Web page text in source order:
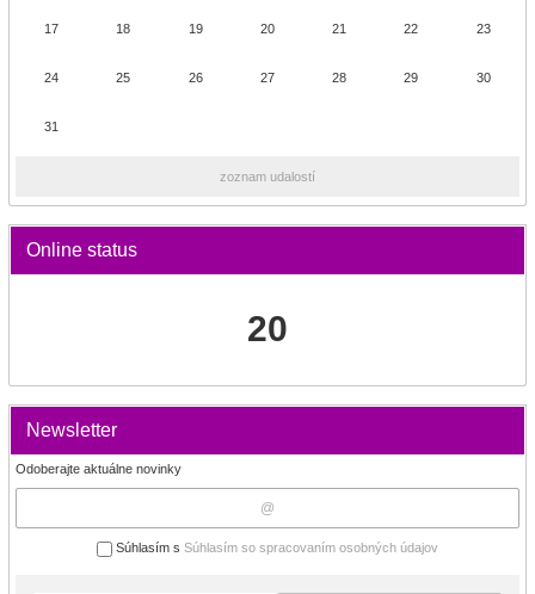
17 18 19 20 21 22 23
24 25 26 27 28 29 30
31
zoznam udalostí
Online status
20
Newsletter
Odoberajte aktuálne novinky
Súhlasím s Súhlasím so spracovaním osobných údajov